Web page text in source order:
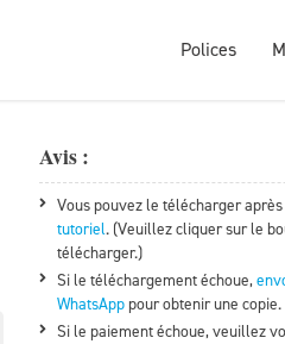
Polices
Avis :
Vous pouvez le télécharger
tutoriel. (Veuillez cliquer sur le
télécharger.)
Si le téléchargement échoue,
WhatsApppour obtenir une copie.
Si le paiement échoue, veuillez